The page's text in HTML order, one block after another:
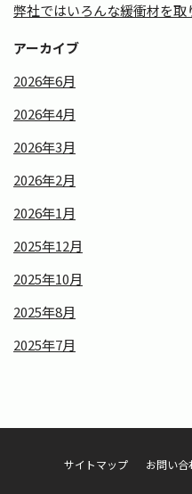
弊社ではいろんな緩衝材を取
アーカイブ
2026年6月
2026年4月
2026年3月
2026年2月
2026年1月
2025年12月
2025年10月
2025年8月
2025年7月
サイトマップ お問い合